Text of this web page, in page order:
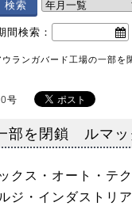
間検索：
ウランガバード工場の一部を
号
部を閉鎖 ルマッ
クス・オート・テ
ジ・インダストリ